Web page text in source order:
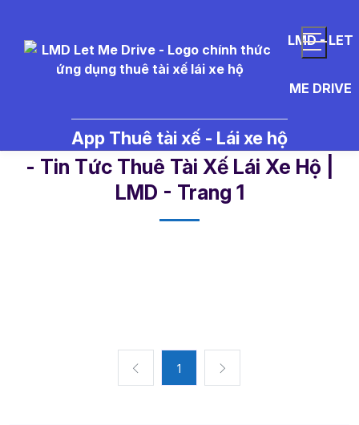
LMD - LET
ME DRIVE
App Thuê tài xế - Lái xe hộ
- Tin Tức Thuê Tài Xế Lái Xe Hộ |
LMD - Trang 1​
1